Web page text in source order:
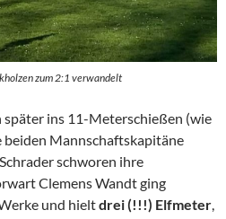
zum 2:1 verwandelt
später ins 11-Meterschießen (wie
beiden Mannschaftskapitäne
schworen ihre
Clemens Wandt ging
und hieltdrei (!!!) Elfmeter,